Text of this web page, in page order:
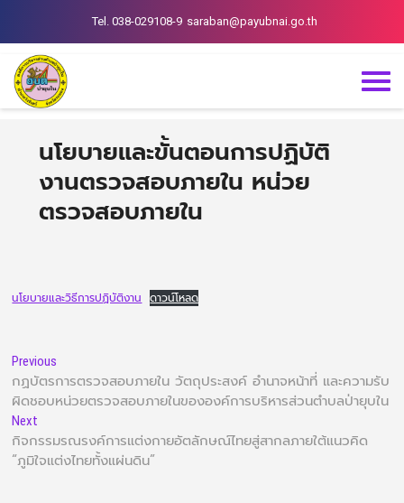
Tel. 038-029108-9 saraban@payubnai.go.th
นโยบายและขั้นตอนการปฏิบัติ
งานตรวจสอบภายใน หน่วย
ตรวจสอบภายใน
นโยบายและวิธีการปฏิบัติงาน ดาวน์โหลด
Previous
กฏบัตรการตรวจสอบภายใน วัตถุประสงค์ อำนาจหน้าที่ และความรับ
ผิดชอบหน่วยตรวจสอบภายในขององค์การบริหารส่วนตำบลป่ายุบใน
Next
กิจกรรมรณรงค์การแต่งกายอัตลักษณ์ไทยสู่สากลภายใต้แนวคิด
“ภูมิใจแต่งไทยทั้งแผ่นดิน”